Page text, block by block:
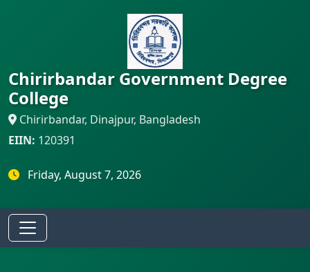
Chirirbandar Government Degree
College
Chirirbandar, Dinajpur, Bangladesh
EIIN: 120391
Friday, August 7, 2026